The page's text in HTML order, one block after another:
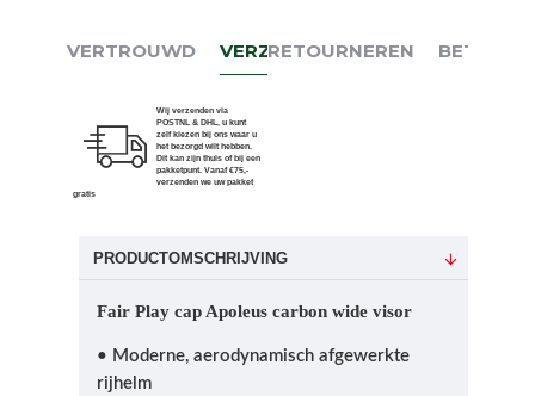
VERTROUWD VERZENDEN
Wij verzenden via
POSTNL & DHL, u kunt
zelf kiezen bij ons waar u
het bezorgd wilt hebben.
Dit kan zijn thuis of bij een
pakketpunt. Vanaf €75,-
verzenden we uw pakket
gratis
RETOURNEREN BETALEN
PRODUCTOMSCHRIJVING
Fair Play cap Apoleus carbon wide visor
• Moderne, aerodynamisch afgewerkte
rijhelm